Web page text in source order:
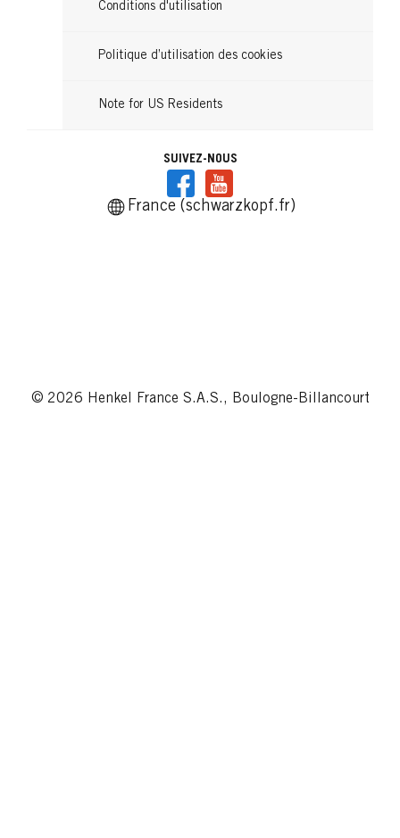
Conditions d'utilisation
Politique d’utilisation des cookies
Note for US Residents
SUIVEZ-NOUS
France (schwarzkopf.fr)
© 2026 Henkel France S.A.S., Boulogne-Billancourt